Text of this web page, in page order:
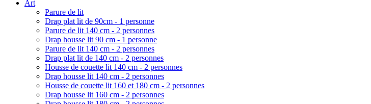
Art
Parure de lit
Drap plat lit de 90cm - 1 personne
Parure de lit 140 cm - 2 personnes
Drap housse lit 90 cm - 1 personne
Parure de lit 140 cm - 2 personnes
Drap plat lit de 140 cm - 2 personnes
Housse de couette lit 140 cm - 2 personnes
Drap housse lit 140 cm - 2 personnes
Housse de couette lit 160 et 180 cm - 2 personnes
Drap housse lit 160 cm - 2 personnes